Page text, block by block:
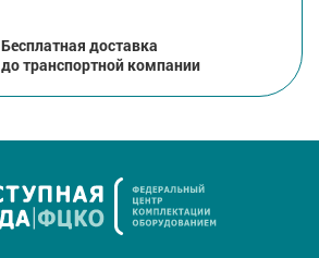
Бесплатная доставка
до транспортной компании